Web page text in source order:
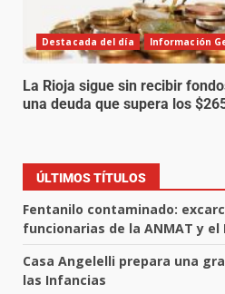
Destacada del día Información
La Rioja sigue sin recibir
una deuda que supera los
ÚLTIMOS TÍTULOS
Fentanilo contaminado:
funcionarias de la ANMAT y el
Casa Angelelli prepara una
las Infancias